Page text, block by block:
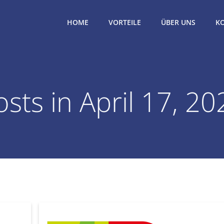
HOME VORTEILE ÜBER UNS
in April 17,